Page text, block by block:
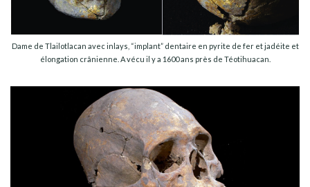
Dame de Tlailotlacan avec inlays, “implant” dentaire en pyrite de fer et jadéite et
élongation crânienne. A vécu il y a 1600 ans près de Téotihuacan.